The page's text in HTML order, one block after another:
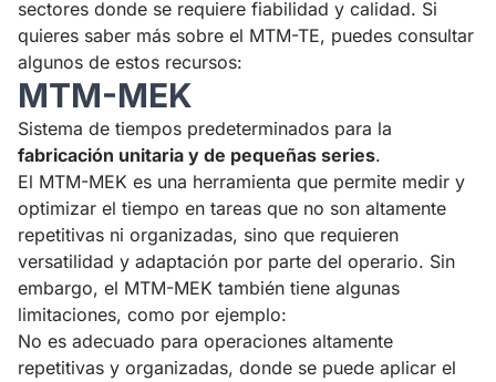
sectores donde se requiere fiabilidad y calidad. Si
quieres saber más sobre el MTM-TE, puedes consultar
algunos de estos recursos:
MTM-MEK
Sistema de tiempos predeterminados para la
fabricación unitaria y de pequeñas series.
El MTM-MEK es una herramienta que permite medir y
optimizar el tiempo en tareas que no son altamente
repetitivas ni organizadas, sino que requieren
versatilidad y adaptación por parte del operario. Sin
embargo, el MTM-MEK también tiene algunas
limitaciones, como por ejemplo:
No es adecuado para operaciones altamente
repetitivas y organizadas, donde se puede aplicar el